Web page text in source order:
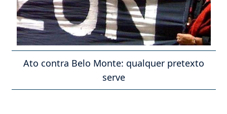
Ato contra Belo Monte: qualquer pretexto
serve